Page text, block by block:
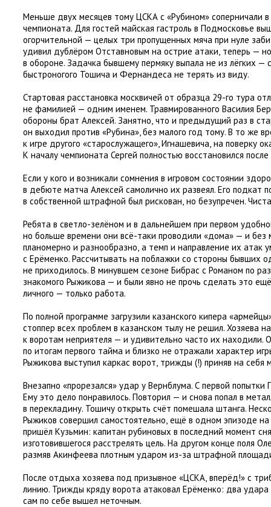
Меньше двух месяцев тому ЦСКА с «Рубином» соперничали
чемпионата. Для гостей майская гастроль в Подмосковье
огорчительной — целых три пропущенных мяча при нуле
удивил дублёром Отставновым на острие атаки теперь —
в обороне. Задачка бывшему пермяку выпала не из лёгких —
быстроногого Тошича и Фернандеса не терять из виду.
Стартовая расстановка москвичей от образца 29-го тура
не фамилией — одним именем. Травмированного Василия
обороны брат Алексей. Занятно что и предыдущий раз в
он выходил против «Рубина», без малого год тому. В то же
к игре другого «старослужащего», Игнашевича на поверку
К началу чемпионата Сергей полностью восстановился
Если у кого и возникали сомнения в игровом состоянии
в дебюте матча Алексей самолично их развеял. Его подкат
в собственной штрафной был рискован но безупречен.
Ребята в светло-зелёном и в дальнейшем при первом
но больше времени они всё-таки проводили «дома» — и без
планомерно и разнообразно а темп и направление их атак
с Ерёменко. Рассчитывать на поблажки со стороны бывших
не приходилось. В минувшем сезоне Бибрас с Романом по
знакомого Рыжикова — и были явно не прочь сделать это
личного — только работа.
По полной программе загрузили казанского кипера «
стоппер всех проблем в казанском тылу не решил. Хозяева
к воротам неприятеля — и удивительно часто их находили.
по итогам первого тайма и близко не отражали характер
Рыжикова выступил каркас ворот трижды (!) приняв на себя
Внезапно «прорезался» удар у Вернблума. С первой попытки
Ему это дело понравилось. Повторил — и снова попал в
в перекладину. Тошичу открыть счёт помешала штанга.
Рыжиков совершил самостоятельно ещё в одном эпизоде на
пришёл Кузьмин: капитан рубиновых в последний момент
изготовившегося расстрелять цель. На другом конце поля
размяв Акинфеева плотным ударом из-за штрафной
После отдыха хозяева под призывное «ЦСКА вперёд!» с
линию. Трижды кряду ворота атаковал Ерёменко: два удара
сам по себе вышел неточным.